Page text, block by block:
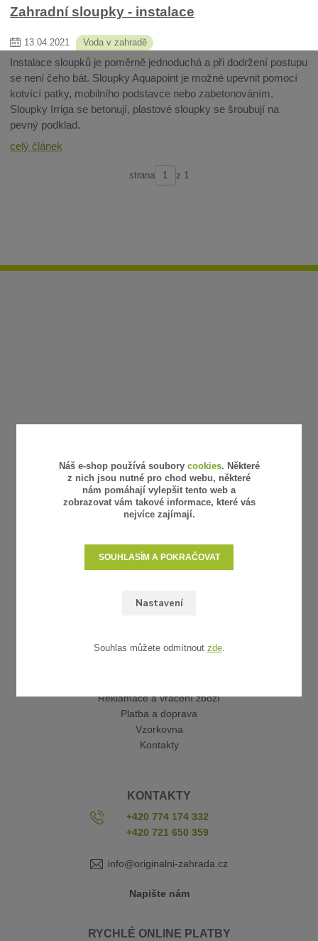
Zahradní sloupky - instalace
13. 04. 2021 Voda v zahradě
Instalace sloupků je poměrně jednoduchá a při dodržení postupu
se není čeho bát. Sloupky Aquapoint je možné upevnit pomocí
kotvící patky, mobilního podstavce nebo zabetonováním.
Sloupky Irriga se betonují, plastové sloupky se šroubují na
pevný podklad.
celý článek
strana z 1
Reklamace a vrácení zboží
Platba a doprava
Vzorkovna
Kontakty
KONTAKTY
+420 774 174 332
+420 721 650 359
info@originalni-zahrada.cz
Napište nám
RYCHLÉ ONLINE PLATBY
Náš e-shop používá soubory cookies. Některé
z nich jsou nutné pro chod webu, některé
nám pomáhají vylepšit tento web a
zobrazovat vám takové informace, které vás
nejvíce zajímají.
Nastavení
SOUHLASÍM A POKRAČOVAT
Souhlas můžete odmítnout zde.